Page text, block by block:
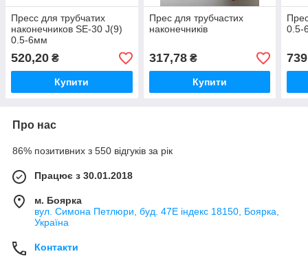
Пресс для трубчатих
наконечников SE-30 J(9)
0.5-6мм
520,20 ₴
Купити
Прес для трубчастих
наконечників
317,78₴
Купити
0.5-
Про нас
86% позитивних з 550 відгуків за рік
Працює з 30.01.2018
м. Боярка
вул. Симона Петлюри, буд. 47Е індекс 18150, Боярка,
Україна
Контакти